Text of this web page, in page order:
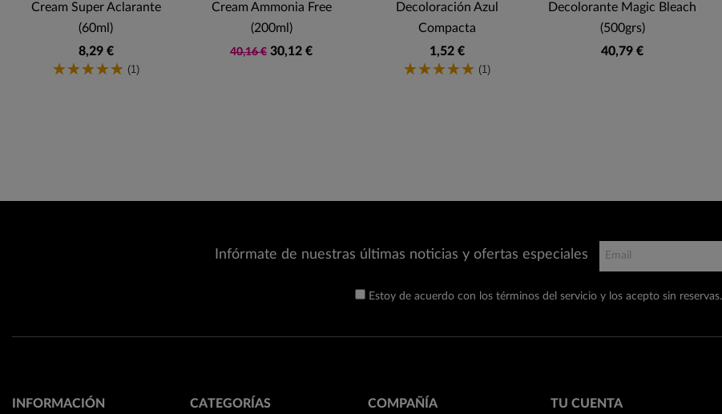
Cream Super Aclarante
(60ml)
8,29 €
(1)
Cream Ammonia Free
(200ml)
40,16 € 30,12 €
Decoloración Azul
Compacta
1,52 €
(1)
Decolorante Magic Bleach
(500grs)
40,79 €
Infórmate de nuestras últimas noticias y ofertas especiales
Estoy de acuerdo con los términos del servicio y los acepto sin reservas.
INFORMACIÓN CATEGORÍAS COMPAÑÍA TU CUENTA